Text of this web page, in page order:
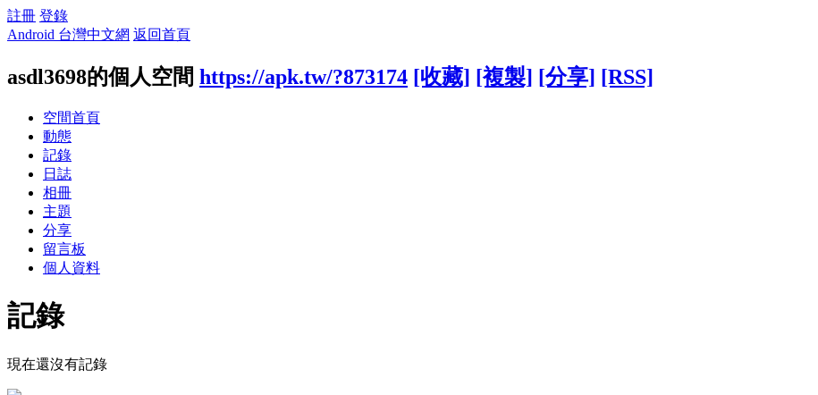
註冊 登錄
Android 台灣中文網 返回首頁
asdl3698的個人空間 https://apk.tw/?873174 [收藏] [複製] [分享] [RSS]
空間首頁
動態
記錄
日誌
相冊
主題
分享
留言板
個人資料
記錄
現在還沒有記錄